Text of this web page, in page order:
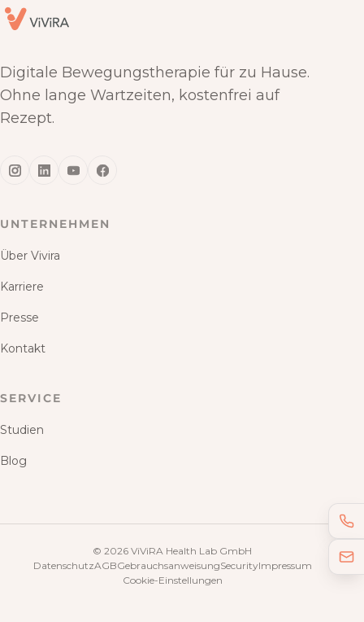
Digitale Bewegungstherapie für zu Hause.
Ohne lange Wartzeiten, kostenfrei auf
Rezept.
UNTERNEHMEN
Über Vivira
Karriere
Presse
Kontakt
SERVICE
Studien
Blog
© 2026 ViViRA Health Lab GmbH
DatenschutzAGBGebrauchsanweisungSecurityImpressum
Cookie-Einstellungen